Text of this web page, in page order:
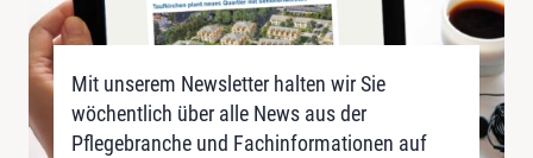
Mit unserem Newsletter halten wir Sie
wöchentlich über alle News aus der
Pflegebranche und Fachinformationen auf